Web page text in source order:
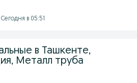
в 05:51
в Ташкенте,
Металл труба